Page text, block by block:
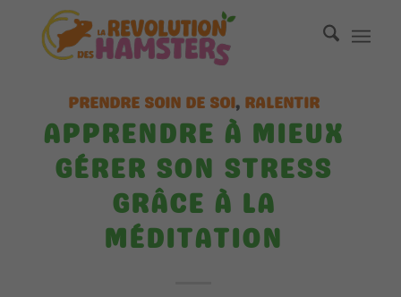
PRENDRE SOIN DE SOI, RALENTIR
APPRENDRE À MIEUX
GÉRER SON STRESS
GRÂCE À LA
MÉDITATION